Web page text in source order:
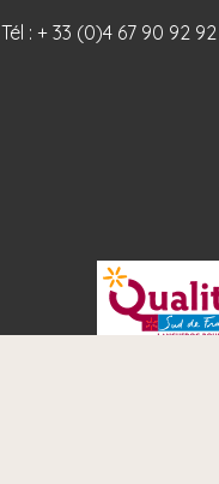
Tél :+ 33 (0)4 67 90 92 92